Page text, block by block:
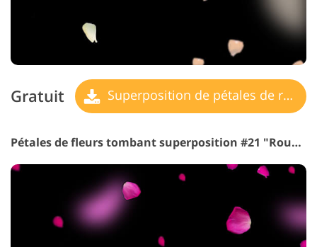
Gratuit Superposition de pétales de rose
Pétales de fleurs tombant superposition #21 "Rouge"